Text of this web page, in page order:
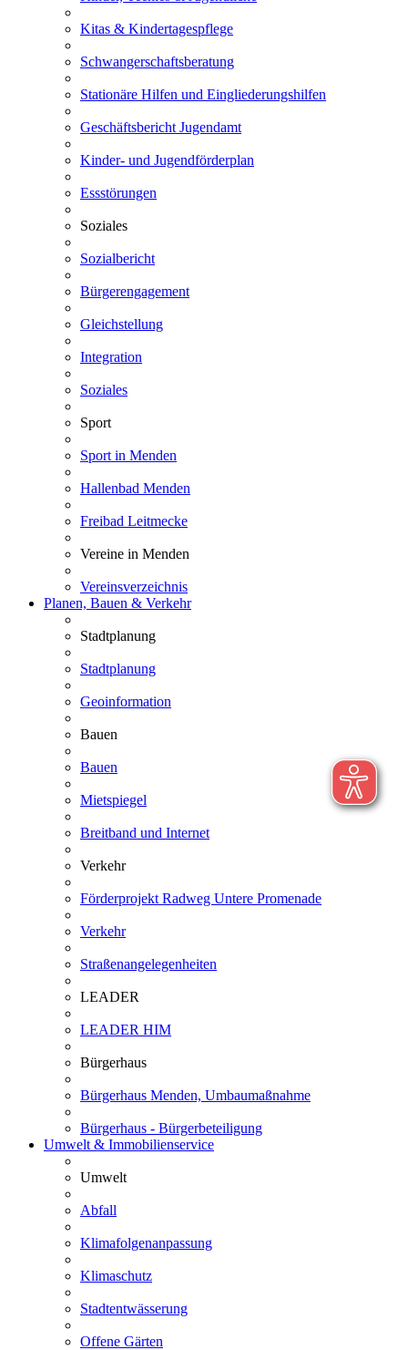
Kitas & Kindertagespflege
Schwangerschaftsberatung
Stationäre Hilfen und Eingliederungshilfen
Geschäftsbericht Jugendamt
Kinder- und Jugendförderplan
Essstörungen
Soziales
Sozialbericht
Bürgerengagement
Gleichstellung
Integration
Soziales
Sport
Sport in Menden
Hallenbad Menden
Freibad Leitmecke
Vereine in Menden
Vereinsverzeichnis
Planen, Bauen & Verkehr
Stadtplanung
Stadtplanung
Geoinformation
Bauen
Bauen
Mietspiegel
Breitband und Internet
Verkehr
Förderprojekt Radweg Untere Promenade
Verkehr
Straßenangelegenheiten
LEADER
LEADER HIM
Bürgerhaus
Bürgerhaus Menden, Umbaumaßnahme
Bürgerhaus - Bürgerbeteiligung
Umwelt & Immobilienservice
Umwelt
Abfall
Klimafolgenanpassung
Klimaschutz
Stadtentwässerung
Offene Gärten